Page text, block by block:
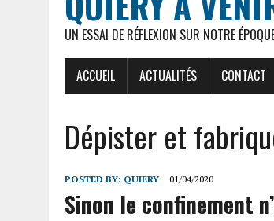
UN ESSAI DE RÉFLEXION SUR NOTRE
ACCUEIL ACTUALITÉS CONTACT
Dépister et
POSTED BY: QUIERY 01/04/2020
Sinon le confinement